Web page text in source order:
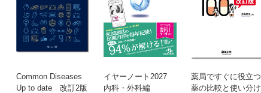
Common Diseases
Up to date 改訂2版
イヤーノート2027
内科・外科編
薬局ですぐに役立つ
薬の比較と使い分け